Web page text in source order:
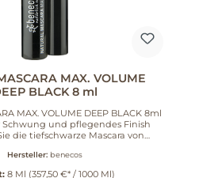
MAX. VOLUME
BLACK 8 ml
MAX. VOLUME DEEP BLACK 8ml
Schwung und pflegendes Finish
die tiefschwarze Mascara von
Spiralbürstchen sorgt für
Wimpern, während Bio-
Hersteller: benecos
8 Ml (357,50 €* / 1000 Ml)